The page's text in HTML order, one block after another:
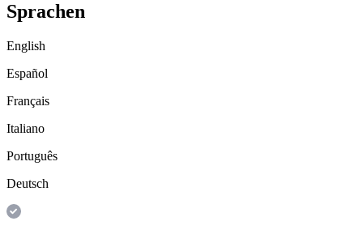
Sprachen
English
Español
Français
Italiano
Português
Deutsch